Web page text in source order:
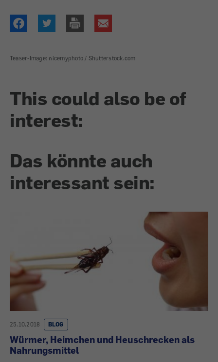
Teaser-Image: nicemyphoto / Shutterstock.com
This could also be of
interest:
Das könnte auch
interessant sein:
25.10.2018 BLOG
Würmer, Heimchen und Heuschrecken als
Nahrungsmittel